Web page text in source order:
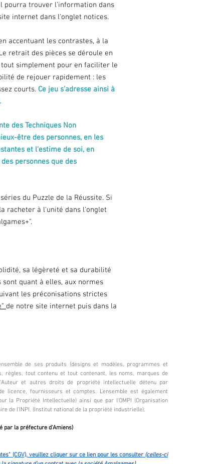
pourra trouver l’information dans
internet dans l'onglet notices.
accentuant les contrastes, à la
retrait des pièces se déroule en
simplement pour en faciliter le
de rejouer rapidement : les
courts. Ce jeu s’adresse ainsi à
des Techniques Non
être des personnes, en les
et l'estime de soi, en
personnes que des
du Puzzle de la Réussite. Si
racheter à l'unité dans l'onglet
sa légèreté et sa durabilité
quant à elles, aux normes
les préconisations strictes
de notre site internet puis dans la
de ses produits (designs et modèles, programmes et
règles, tout contenu et tout contenant, les noms, marques de
et autres droits de propriété intellectuelle détenu par
licence, fournisseurs et comptes. L'ensemble est également
la Propriété Intellectuelle) ainsi que par l'OMPI (Organisation
de l'INPI​. (Institut national de la propriété industrielle).
par la préfecture d'Amiens)
(CGV), veuillez cliquer sur ce lien pour les consulter(celles-ci